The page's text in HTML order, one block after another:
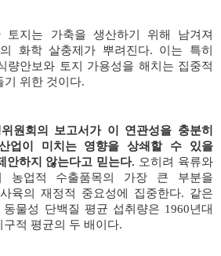
토지는 가축을 생산하기 위해 남겨져
화학 살충제가 뿌려진다. 이는 특히
량안보와 토지 가용성을 해치는 집중적
위한 것이다.
원회의 보고서가 이 연관성을 충분히
업이 미치는 영향을 상쇄할 수 있을
안하지 않는다고 믿는다. 오히려 육류와
농업적 수출품목의 가장 큰 부분을
육의 재정적 중요성에 집중한다. 같은
동물성 단백질 평균 섭취량은 1960년대
구적 평균의 두 배이다.